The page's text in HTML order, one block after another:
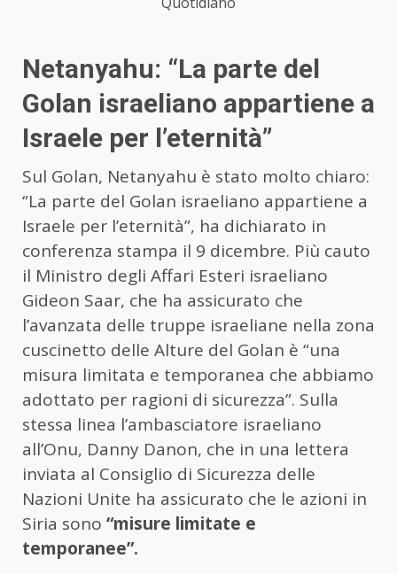
Netanyahu: “La parte del
Golan israeliano appartiene a
Israele per l’eternità”
Sul Golan, Netanyahu è stato molto chiaro:
“La parte del Golan israeliano appartiene a
Israele per l’eternità”, ha dichiarato in
conferenza stampa il 9 dicembre. Più cauto
il Ministro degli Affari Esteri israeliano
Gideon Saar, che ha assicurato che
l’avanzata delle truppe israeliane nella zona
cuscinetto delle Alture del Golan è “una
misura limitata e temporanea che abbiamo
adottato per ragioni di sicurezza”. Sulla
stessa linea l’ambasciatore israeliano
all’Onu, Danny Danon, che in una lettera
inviata al Consiglio di Sicurezza delle
Nazioni Unite ha assicurato che le azioni in
Siria sono “misure limitate e
temporanee”.